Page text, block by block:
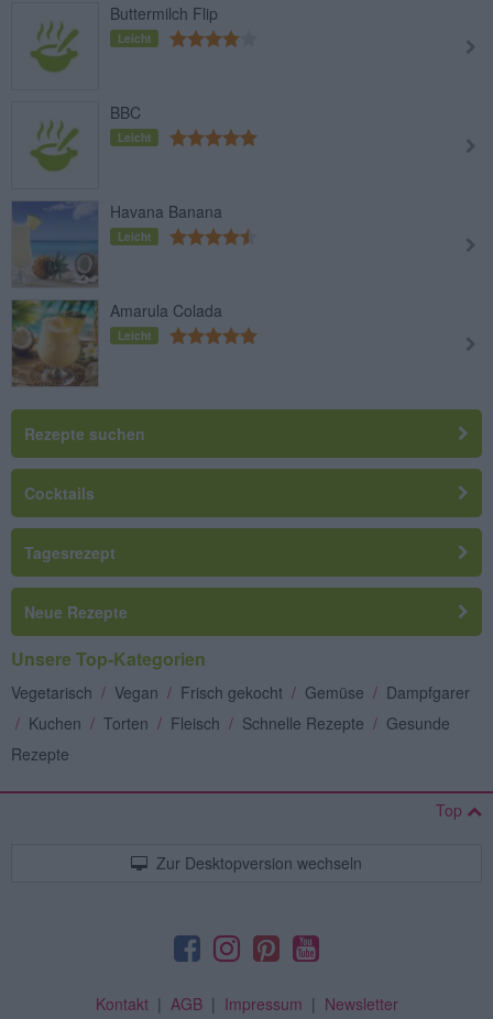
Buttermilch Flip
Leicht
BBC
Leicht
Havana Banana
Leicht
Amarula Colada
Leicht
Rezepte suchen
Cocktails
Tagesrezept
Neue Rezepte
Unsere Top-Kategorien
Vegetarisch / Vegan / Frisch gekocht / Gemüse / Dampfgarer
/ Kuchen / Torten / Fleisch / Schnelle Rezepte / Gesunde
Rezepte
Top
Zur Desktopversion wechseln
Kontakt| AGB| Impressum | Newsletter